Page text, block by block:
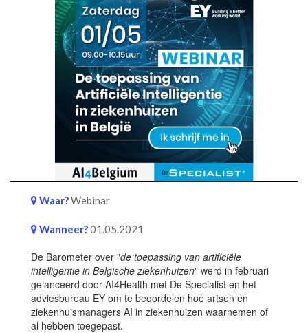
Waar?Webinar
Wanneer?01.05.2021
De Barometer over "de toepassing van artificiële
intelligentie in Belgische ziekenhuizen" werd in februari
gelanceerd door AI4Health met De Specialist en het
adviesbureau EY om te beoordelen hoe artsen en
ziekenhuismanagers AI in ziekenhuizen waarnemen of
al hebben toegepast.